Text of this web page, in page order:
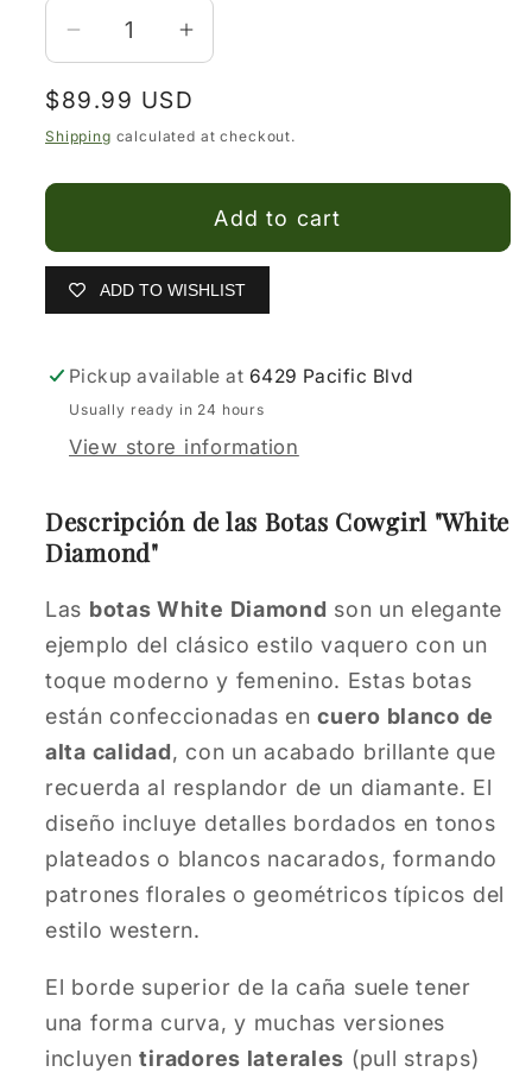
Decrease
for
Botas
Increase
for
Botas
niña
Regular
price
$89.99 USD
Shipping calculated at checkout.
Add to cart
ADD TO WISHLIST
Pickup available at 6429 Pacific Blvd
Usually ready in 24 hours
View store information
Descripción de las Botas Cowgirl "White
Diamond"
Las botas White Diamond son un elegante
ejemplo del clásico estilo vaquero con un
toque moderno y femenino. Estas botas
están confeccionadas encuero blanco de
alta calidad, con un acabado brillante que
recuerda al resplandor de un diamante. El
diseño incluye detalles bordados en tonos
plateados o blancos nacarados, formando
patrones florales o geométricos típicos del
estilo western.
El borde superior de la caña suele tener
una forma curva, y muchas versiones
incluyentiradores laterales (pull straps)